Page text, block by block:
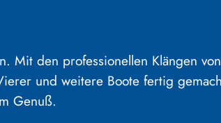
Mit den professionellen Klängen
und weitere Boote fertig
Genuß.